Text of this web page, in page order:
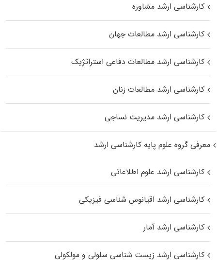
کارشناسی ارشد مشاوره
کارشناسی ارشد مطالعات جهان
کارشناسی ارشد مطالعات دفاعی استراتژیک
کارشناسی ارشد مطالعات زنان
کارشناسی ارشد مدیریت نساجی
معرفی گروه علوم پایه کارشناسی ارشد
کارشناسی ارشد علوم اطلاعاتی
کارشناسی ارشد اقیانوس‌ شناسی فیزیکی
کارشناسی ارشد آمار
کارشناسی ارشد زیست شناسی سلولی و مولکولی